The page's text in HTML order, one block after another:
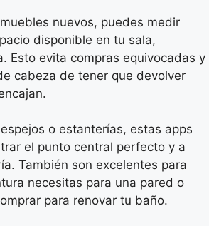
nuevos, puedes medir
disponible en tu sala,
Esto evita compras equivocadas y
cabeza de tener que devolver
o estanterías, estas apps
el punto central perfecto y a
También son excelentes para
necesitas para una pared o
para renovar tu baño.